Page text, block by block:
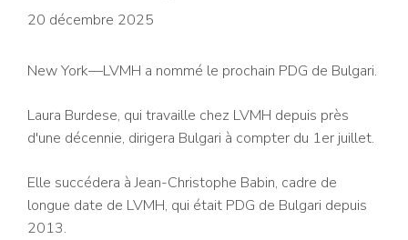
20 décembre 2025
New York—LVMH a nommé le prochain PDG de Bulgari.
Laura Burdese, qui travaille chez LVMH depuis près
d'une décennie, dirigera Bulgari à compter du 1er juillet.
Elle succédera à Jean-Christophe Babin, cadre de
longue date de LVMH, qui était PDG de Bulgari depuis
2013.